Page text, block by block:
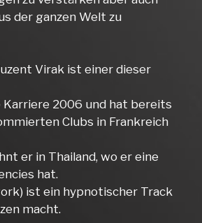
der ganzen Welt zu
Virak ist einer dieser
Karriere 2006 und hat bereits
Clubs in Frankreich
er in Thailand, wo er eine
hat.
ist ein hypnotischer Track
macht.